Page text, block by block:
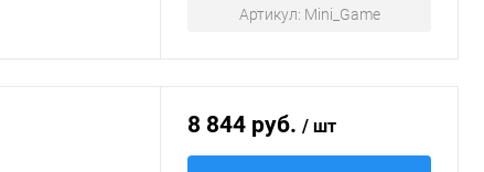
Артикул: Mini_Game
8 844 руб. / шт